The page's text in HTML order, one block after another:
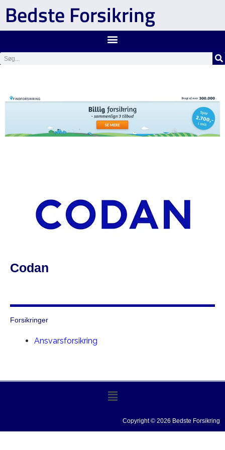
Bedste Forsikring
Codan
Forsikringer
Ansvarsforsikring
Copyright © 2026 Bedste Forsikring